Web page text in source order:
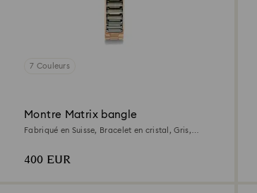
7 Couleurs
Montre Matrix bangle
Fabriqué en Suisse, Bracelet en cristal, Gris,
400 EUR